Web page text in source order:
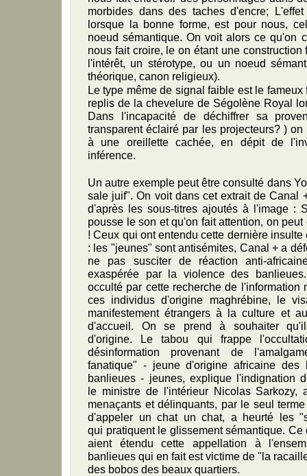
morbides dans des taches d'encre;
lorsque la bonne forme, est pour nous,
noeud sémantique. On voit alors ce qu'on
nous fait croire, le on étant une construction
l'intérêt, un stérotype, ou un noeud
théorique, canon religieux).
Le type même de signal faible est le
replis de la chevelure de Ségolène Royal
Dans l'incapacité de déchiffrer sa
transparent éclairé par les projecteurs? )
à une oreillette cachée, en dépit de
inférence.
Un autre exemple peut être consulté dans
sale juif". On voit dans cet extrait de Canal
d'après les sous-titres ajoutés à l'image :
pousse le son et qu'on fait attention, on
! Ceux qui ont entendu cette dernière
: les "jeunes" sont antisémites, Canal + a
ne pas susciter de réaction anti-
exaspérée par la violence des
occulté par cette recherche de l'information
ces individus d'origine maghrébine, le
manifestement étrangers à la culture et
d'accueil. On se prend à souhaiter
d'origine. Le tabou qui frappe
désinformation provenant de
fanatique" - jeune d'origine africaine des
banlieues - jeunes, explique l'indignation
le ministre de l'intérieur Nicolas Sarkozy,
menaçants et délinquants, par le seul
d'appeler un chat un chat, a heurté les
qui pratiquent le glissement sémantique.
aient étendu cette appellation à
banlieues qui en fait est victime de "la
des bobos des beaux quartiers.